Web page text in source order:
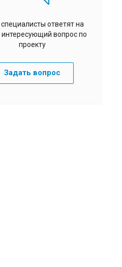
ответят на
вопрос по
проекту
Задать вопрос